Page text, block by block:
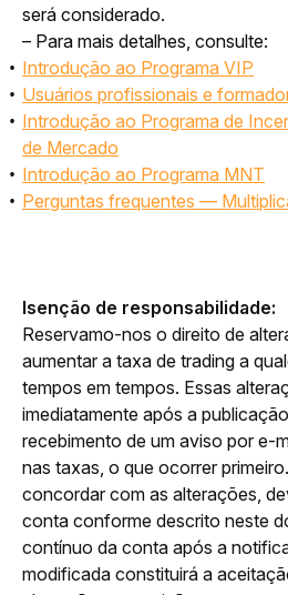
será considerado.
– Para mais detalhes, consulte:
Introdução ao Programa VIP
Usuários profissionais e
Introdução ao Programa de
de Mercado
Introdução ao Programa MNT
Perguntas frequentes —
Isenção de responsabilidade:
Reservamo-nos o direito de
aumentar a taxa de trading a
tempos em tempos. Essas
imediatamente após a
recebimento de um aviso por e-
nas taxas, o que ocorrer
concordar com as alterações,
conta conforme descrito neste
contínuo da conta após a
modificada constituirá a